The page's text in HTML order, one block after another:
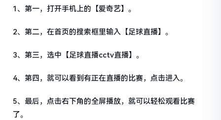
1、第一，打开手机上的【爱奇艺】。
2、第二，在首页的搜索框里输入【足球直播】。
3、第三，选中【足球直播cctv直播】。
4、第四，就可以看到有正在直播的比赛，点击进入。
5、最后，点击右下角的全屏播放，就可以轻松观看比赛
了。